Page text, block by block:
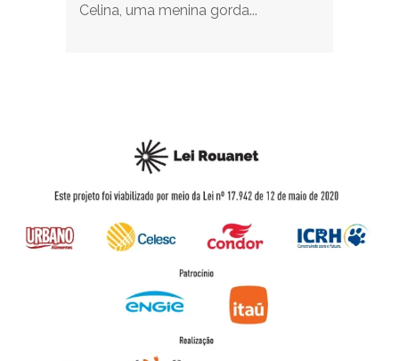
Celina, uma menina gorda...